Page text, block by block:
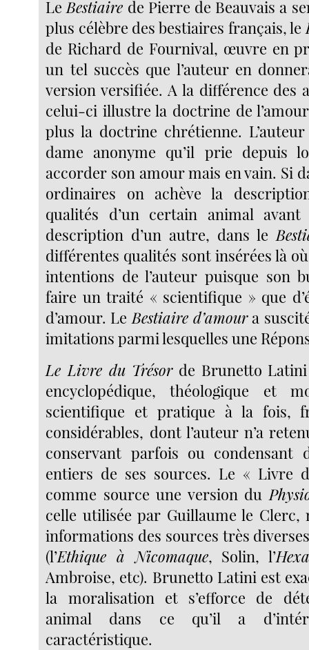
Le Bestiaire de Pierre de Beauvais a
plus célèbre des bestiaires français, le
de Richard de Fournival, œuvre en
un tel succès que l’auteur en
version versifiée. A la différence des
celui-ci illustre la doctrine de
plus la doctrine chrétienne. L’auteur
dame anonyme qu’il prie depuis
accorder son amour mais en vain. Si
ordinaires on achève la
qualités d’un certain animal
description d’un autre, dans le
différentes qualités sont insérées là
intentions de l’auteur puisque son
faire un traité « scientifique » que
d’amour. Le Bestiaire d’amoura
imitations parmi lesquelles une
Le Livre du Trésorde Brunetto
encyclopédique, théologique et
scientifique et pratique à la fois,
considérables, dont l’auteur n’a
conservant parfois ou condensant
entiers de ses sources. Le « Livre
comme source une version du
celle utilisée par Guillaume le Clerc,
informations des sources très
(l’Ethique à Nicomaque, Solin, l’
Ambroise, etc). Brunetto Latini est
la moralisation et s’efforce de
animal dans ce qu’il a
caractéristique.